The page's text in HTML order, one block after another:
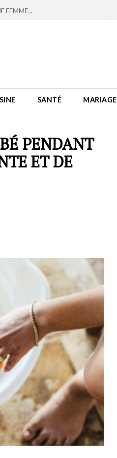
SANTÉ MARIAGE
PENDANT
ET DE